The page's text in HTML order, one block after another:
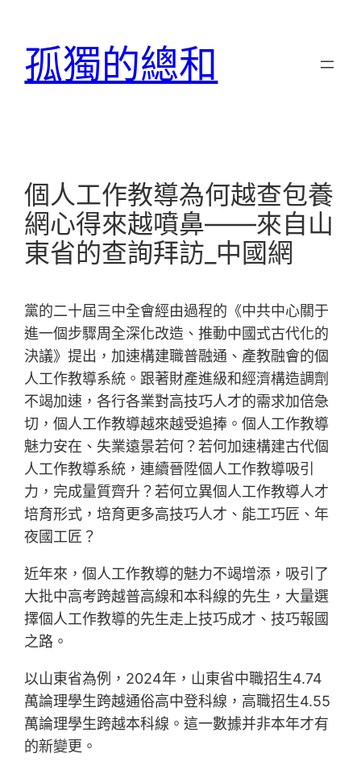
孤獨的總和
個人工作教導為何越查包養
網心得來越噴鼻——來自山
東省的查詢拜訪_中國網
黨的二十屆三中全會經由過程的《中共中心關于
進一個步驟周全深化改造、推動中國式古代化的
決議》提出，加速構建職普融通、產教融會的個
人工作教導系統。跟著財產進級和經濟構造調劑
不竭加速，各行各業對高技巧人才的需求加倍急
切，個人工作教導越來越受追捧。個人工作教導
魅力安在、失業遠景若何？若何加速構建古代個
人工作教導系統，連續晉陞個人工作教導吸引
力，完成量質齊升？若何立異個人工作教導人才
培育形式，培育更多高技巧人才、能工巧匠、年
夜國工匠？
近年來，個人工作教導的魅力不竭增添，吸引了
大批中高考跨越普高線和本科線的先生，大量選
擇個人工作教導的先生走上技巧成才、技巧報國
之路。
以山東省為例，2024年，山東省中職招生4.74
萬論理學生跨越通俗高中登科線，高職招生4.55
萬論理學生跨越本科線。這一數據并非本年才有
的新變更。